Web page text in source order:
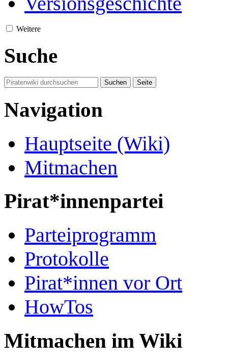
Weitere
Suche
Navigation
Hauptseite (Wiki)
Mitmachen
Pirat*innenpartei
Parteiprogramm
Protokolle
Pirat*innen vor Ort
HowTos
Mitmachen im Wiki